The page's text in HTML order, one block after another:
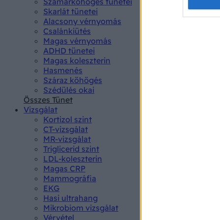
Skarlát tünetei
Alacsony vérnyomás
Csalánkiütés
Magas vérnyomás
ADHD tünetei
Magas koleszterin
Hasmenés
Száraz köhögés
Szédülés okai
Összes Tünet
Vizsgálat
Kortizol szint
CT-vizsgálat
MR-vizsgálat
Triglicerid szint
LDL-koleszterin
Magas CRP
Mammográfia
EKG
Hasi ultrahang
Mikrobiom vizsgálat
Vérvétel